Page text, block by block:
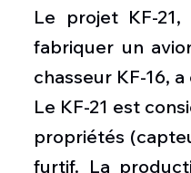
Le projet KF-
fabriquer un
chasseur KF-16,
Le KF-21 est
propriétés
furtif. La